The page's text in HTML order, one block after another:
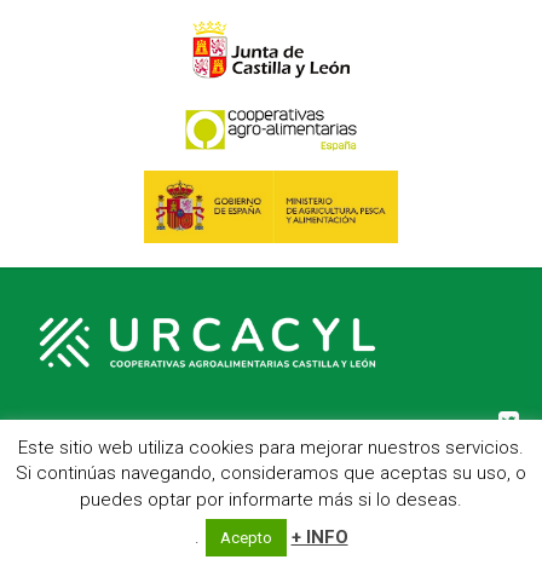
C/ Hípica, 1, entreplanta - 47007 Valladolid
Telf.: 983 23 95 15 - Fax: 983 22 23 56 -Aviso Legal
Este sitio web utiliza cookies para mejorar nuestros servicios.
Si continúas navegando, consideramos que aceptas su uso, o
puedes optar por informarte más si lo deseas.
.
Acepto + INFO